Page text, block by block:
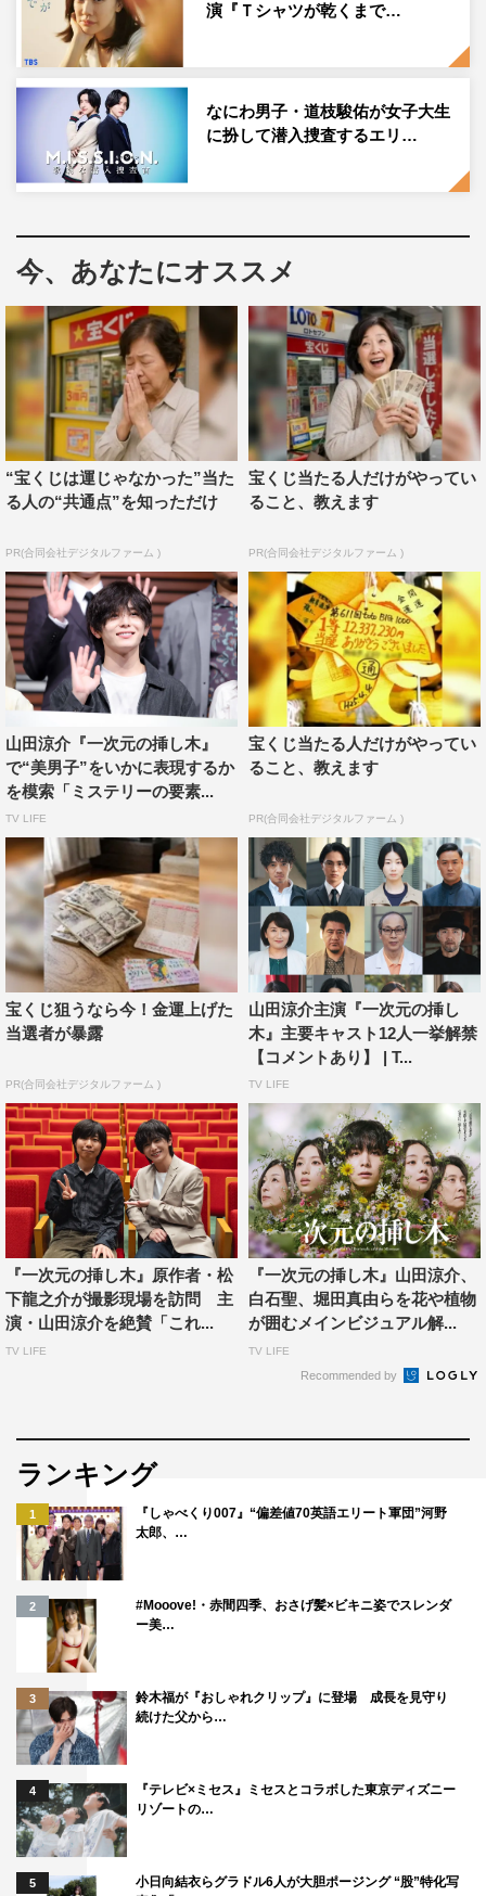
油断できないなこの台本は、と思いました。きっと視聴者
の皆さんも何度もだまされると思うので、じっくり追って
◆佐々木さん演じる七瀬京一の役どころと、撮影で心掛け
たいことを教えてください。
現在のシーンもあれば回想シーンもたくさんあって…すご
く大変な役どころだなぁ、と。でも、そこがドラマの醍醐
味でもあるので、悠との関係性を大切にしながら演じてい
ければと思います。
◆『一次元の挿し木』にかける意気込みとともに、ドラマ
を楽しみにしている視聴者へ、ひと言メッセージをお願い
します。
「次は誰が殺されるんだろう？」「いつ自分（の役）は殺
す（笑）。誰に裏切られるのか、既に誰に裏切られている
のかも分からない…まるで生きた心地がしない、10話通し
てそんな感じです。「そんな現場嫌やなあ」と思ったり
も…（笑）。だからこそ、現場のオフでは平和に過ごした
いです！
鈴木保奈美 コメント
◆台本を読んでみていかがでしたか？
登場人物も多いですし、その登場人物たちが現在と過去そ
れぞれでさまざまな関わり方をしていることもあって複雑
で、読み応えのあるミステリー作品だなと感じました。ペ
ージをめくるのがいつも少し怖くて…でも先が知りたく
て、どんどん読んでしまいます。
◆鈴木さん演じる仙波佳代子の役どころと、撮影で心掛け
たいことを教えてください。
とにかく世界的に有名な、その界隈ではとても尊敬されて
いる学者、ということなので！（笑）とても間に合いませ
んが、その分野の科学の世界がどんな風に広がっているの
か、少し勉強してみてから、撮影に臨もうかなと思ってい
ます。
◆『一次元の挿し木』にかける意気込みとともに、ドラマ
を楽しみにしている視聴者へ、ひと言メッセージをお願い
します。
遺伝子やDNA、インドの謎の湖…普段なかなか目にする
とても切ない心の動きの面、その組み合わせを楽しみにし
て頂けたらいいな、と思います。
中山喬詞プロデューサー（読売テレビ）コメント
ーを紡ぐ大切な人物たち。
主人公・悠の義父で巨大製薬会社の社長に佐々木蔵之介さ
必ずご一緒させていただきたいと思っていたお二方。そん
な方たちと時を同じくして。本当に光栄です。うれしい限
お二方に加わっていただき、物語がより一層締まりまし
た。雰囲気が重厚になりました。世界観に深みが出まし
演『Ｔシャツが乾くまで…
なにわ男子・道枝駿佑が女子大生
に扮して潜入捜査するエリ…
今、あなたにオススメ
“宝くじは運じゃなかった”当た
る人の“共通点”を知っただけ
PR(合同会社デジタルファーム )
宝くじ当たる人だけがやってい
ること、教えます
PR(合同会社デジタルファーム )
山田涼介『一次元の挿し木』
で“美男子”をいかに表現するか
を模索「ミステリーの要素...
TV LIFE
宝くじ当たる人だけがやってい
ること、教えます
PR(合同会社デジタルファーム )
宝くじ狙うなら今！金運上げた
当選者が暴露
PR(合同会社デジタルファーム )
山田涼介主演『一次元の挿し
木』主要キャスト12人一挙解禁
【コメントあり】 | T...
TV LIFE
『一次元の挿し木』原作者・松
下龍之介が撮影現場を訪問 主
演・山田涼介を絶賛「これ...
TV LIFE
『一次元の挿し木』山田涼介、
白石聖、堀田真由らを花や植物
が囲むメインビジュアル解...
TV LIFE
Recommended by
ランキング
1
『しゃべくり007』“偏差値70英語エリート軍団”河野
太郎、…
2
#Mooove!・赤間四季、おさげ髪×ビキニ姿でスレンダ
ー美…
3
鈴木福が『おしゃれクリップ』に登場 成長を見守り
続けた父から…
4
『テレビ×ミセス』ミセスとコラボした東京ディズニー
リゾートの…
5
小日向結衣らグラドル6人が大胆ポージング “股”特化写